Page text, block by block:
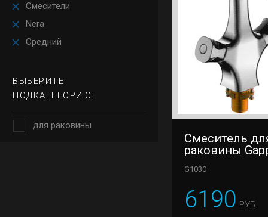
Смесители
Nera
Средний
ВЫБЕРИТЕ
ПОДКАТЕГОРИЮ:
для раковины
Смеситель
раковины
G1030
6190 РУБ.